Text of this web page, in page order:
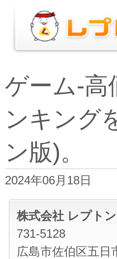
株式会社 レプトン
731-5128
広島市佐伯区五日
ゲーム-高
ンキング
ン版)。
2024年06月18日